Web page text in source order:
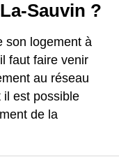
Sauvin ?
son logement à
faut faire venir
au réseau
il est possible
de la